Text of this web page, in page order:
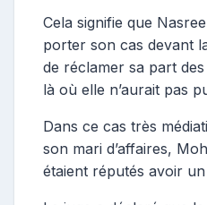
Cela signifie que
porter son cas devant
de réclamer sa part
là où elle n’aurait pas
Dans ce cas très
son mari d’affaires,
étaient réputés avoir